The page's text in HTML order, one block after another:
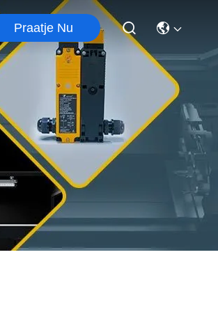
Praatje Nu